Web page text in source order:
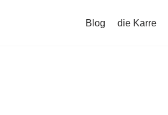
Blog die Karre